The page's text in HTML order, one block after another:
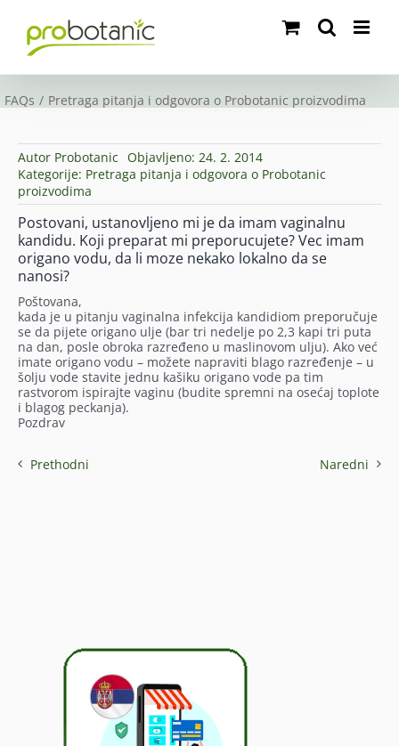
content
FAQs Pretraga pitanja i odgovora o Probotanic proizvodima
Autor Probotanic Objavljeno: 24. 2. 2014
Kategorije: Pretraga pitanja i odgovora o Probotanic
proizvodima
Postovani, ustanovljeno mi je da imam vaginalnu
kandidu. Koji preparat mi preporucujete? Vec imam
origano vodu, da li moze nekako lokalno da se
nanosi?
Poštovana,
kada je u pitanju vaginalna infekcija kandidiom preporučuje
se da pijete origano ulje (bar tri nedelje po 2,3 kapi tri puta
na dan, posle obroka razređeno u maslinovom ulju). Ako već
imate origano vodu – možete napraviti blago razređenje – u
šolju vode stavite jednu kašiku origano vode pa tim
rastvorom ispirajte vaginu (budite spremni na osećaj toplote
i blagog peckanja).
Pozdrav
Prethodni Naredni